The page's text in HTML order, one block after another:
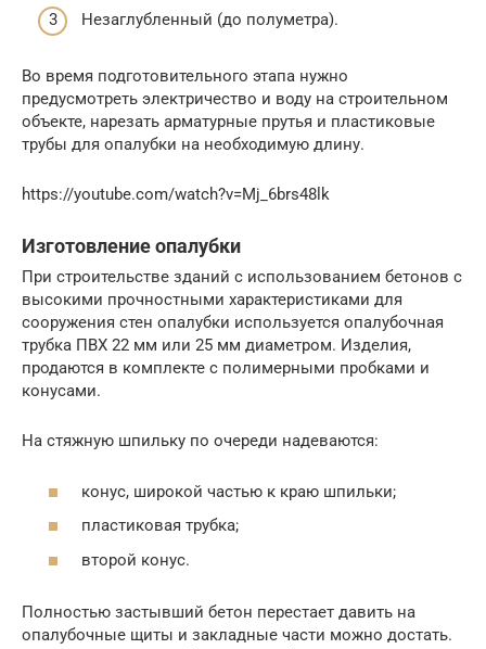
Незаглубленный (до полуметра).
Во время подготовительного этапа нужно
предусмотреть электричество и воду на строительном
объекте, нарезать арматурные прутья и пластиковые
трубы для опалубки на необходимую длину.
https://youtube.com/watch?v=Mj_6brs48lk
Изготовление опалубки
При строительстве зданий с использованием бетонов с
высокими прочностными характеристиками для
сооружения стен опалубки используется опалубочная
трубка ПВХ 22 мм или 25 мм диаметром. Изделия,
продаются в комплекте с полимерными пробками и
конусами.
На стяжную шпильку по очереди надеваются:
конус, широкой частью к краю шпильки;
пластиковая трубка;
второй конус.
Полностью застывший бетон перестает давить на
опалубочные щиты и закладные части можно достать.